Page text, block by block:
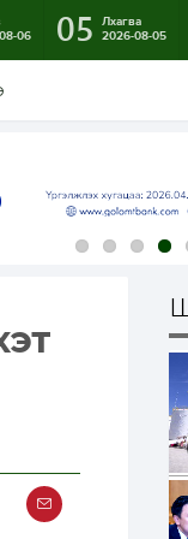
06
05
Лхагва
2026-08-05